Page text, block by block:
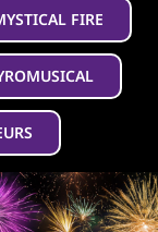
FIRE